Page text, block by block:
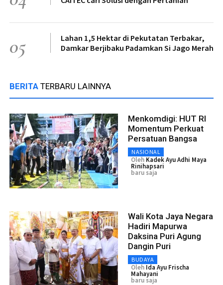
05
Lahan 1,5 Hektar di Pekutatan Terbakar,
Damkar Berjibaku Padamkan Si Jago Merah
BERITA TERBARU LAINNYA
Menkomdigi: HUT RI
Momentum Perkuat
Persatuan Bangsa
NASIONAL
Oleh Kadek Ayu Adhi Maya
Rinihapsari
baru saja
Wali Kota Jaya Negara
Hadiri Mapurwa
Daksina Puri Agung
Dangin Puri
BUDAYA
Oleh Ida Ayu Frischa
Mahayani
baru saja